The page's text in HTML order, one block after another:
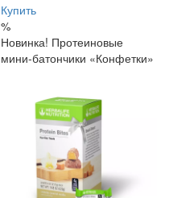
Купить
%
Новинка! Протеиновые
мини-батончики «Конфетки»